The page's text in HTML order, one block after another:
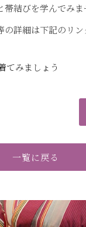
結びを学んでみま
の詳細は下記のリ
てみましょう
一覧に戻る